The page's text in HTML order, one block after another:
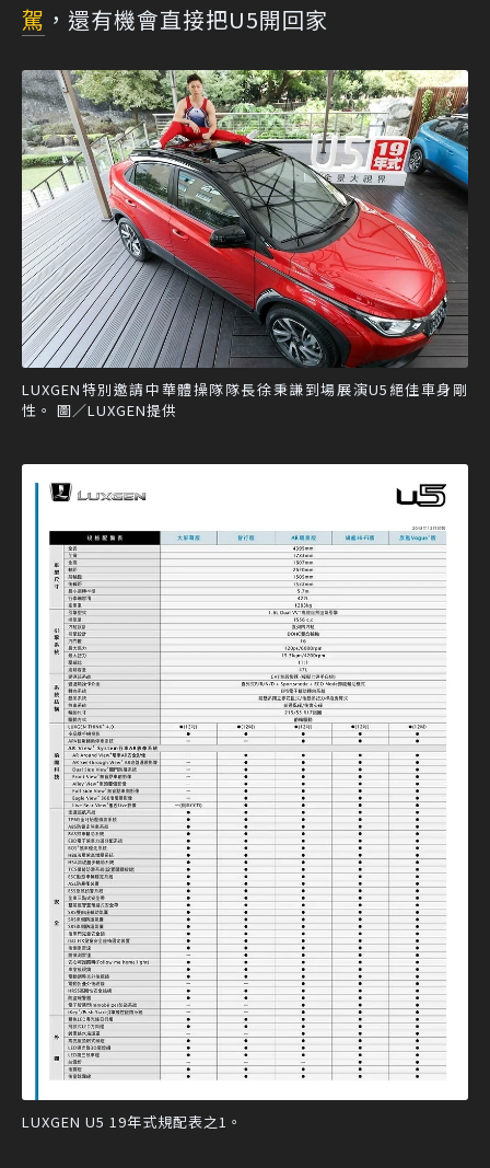
駕 ，還有機會直接把U5開回家
LUXGEN特別邀請中華體操隊隊長徐秉謙到場展演U5絕佳車身剛
性。 圖／LUXGEN提供
LUXGEN U5 19年式規配表之1。